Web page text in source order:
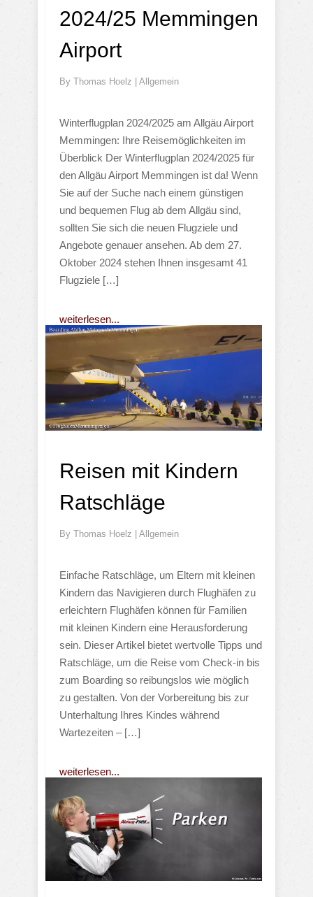
2024/25 Memmingen
Airport
By Thomas Hoelz Allgemein
Winterflugplan 2024/2025 am Allgäu Airport
Memmingen: Ihre Reisemöglichkeiten im
Überblick Der Winterflugplan 2024/2025 für
den Allgäu Airport Memmingen ist da! Wenn
Sie auf der Suche nach einem günstigen
und bequemen Flug ab dem Allgäu sind,
sollten Sie sich die neuen Flugziele und
Angebote genauer ansehen. Ab dem 27.
Oktober 2024 stehen Ihnen insgesamt 41
Flugziele […]
weiterlesen...
Reisen mit Kindern
Ratschläge
By Thomas Hoelz Allgemein
Einfache Ratschläge, um Eltern mit kleinen
Kindern das Navigieren durch Flughäfen zu
erleichtern Flughäfen können für Familien
mit kleinen Kindern eine Herausforderung
sein. Dieser Artikel bietet wertvolle Tipps und
Ratschläge, um die Reise vom Check-in bis
zum Boarding so reibungslos wie möglich
zu gestalten. Von der Vorbereitung bis zur
Unterhaltung Ihres Kindes während
Wartezeiten – […]
weiterlesen...